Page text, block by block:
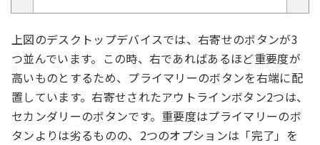
上図のデスクトップデバイスでは、右寄せのボタンが3
つ並んでいます。この時、右であればあるほど重要度が
高いものとするため、プライマリーのボタンを右端に配
置しています。右寄せされたアウトラインボタン2つは、
セカンダリーのボタンです。重要度はプライマリーのボ
タンよりは劣るものの、2つのオプションは「完了」を